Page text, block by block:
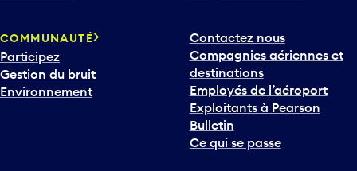
o
u
r
i
COMMUNAUTÉ
Participez
Gestion du bruit
Environnement
Contactez nous
Compagnies aériennes et
destinations
Employés de l’aéroport
Exploitants à Pearson
Bulletin
Ce qui se passe